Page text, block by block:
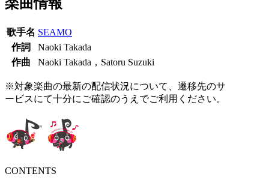
歌手名 SEAMO
作詞
Naoki Takada
作曲
Naoki Takada，Satoru Suzuki
※対象楽曲の最新の配信状況について、遷移先のサ
ービスにて十分にご確認のうえでご利用ください。
CONTENTS